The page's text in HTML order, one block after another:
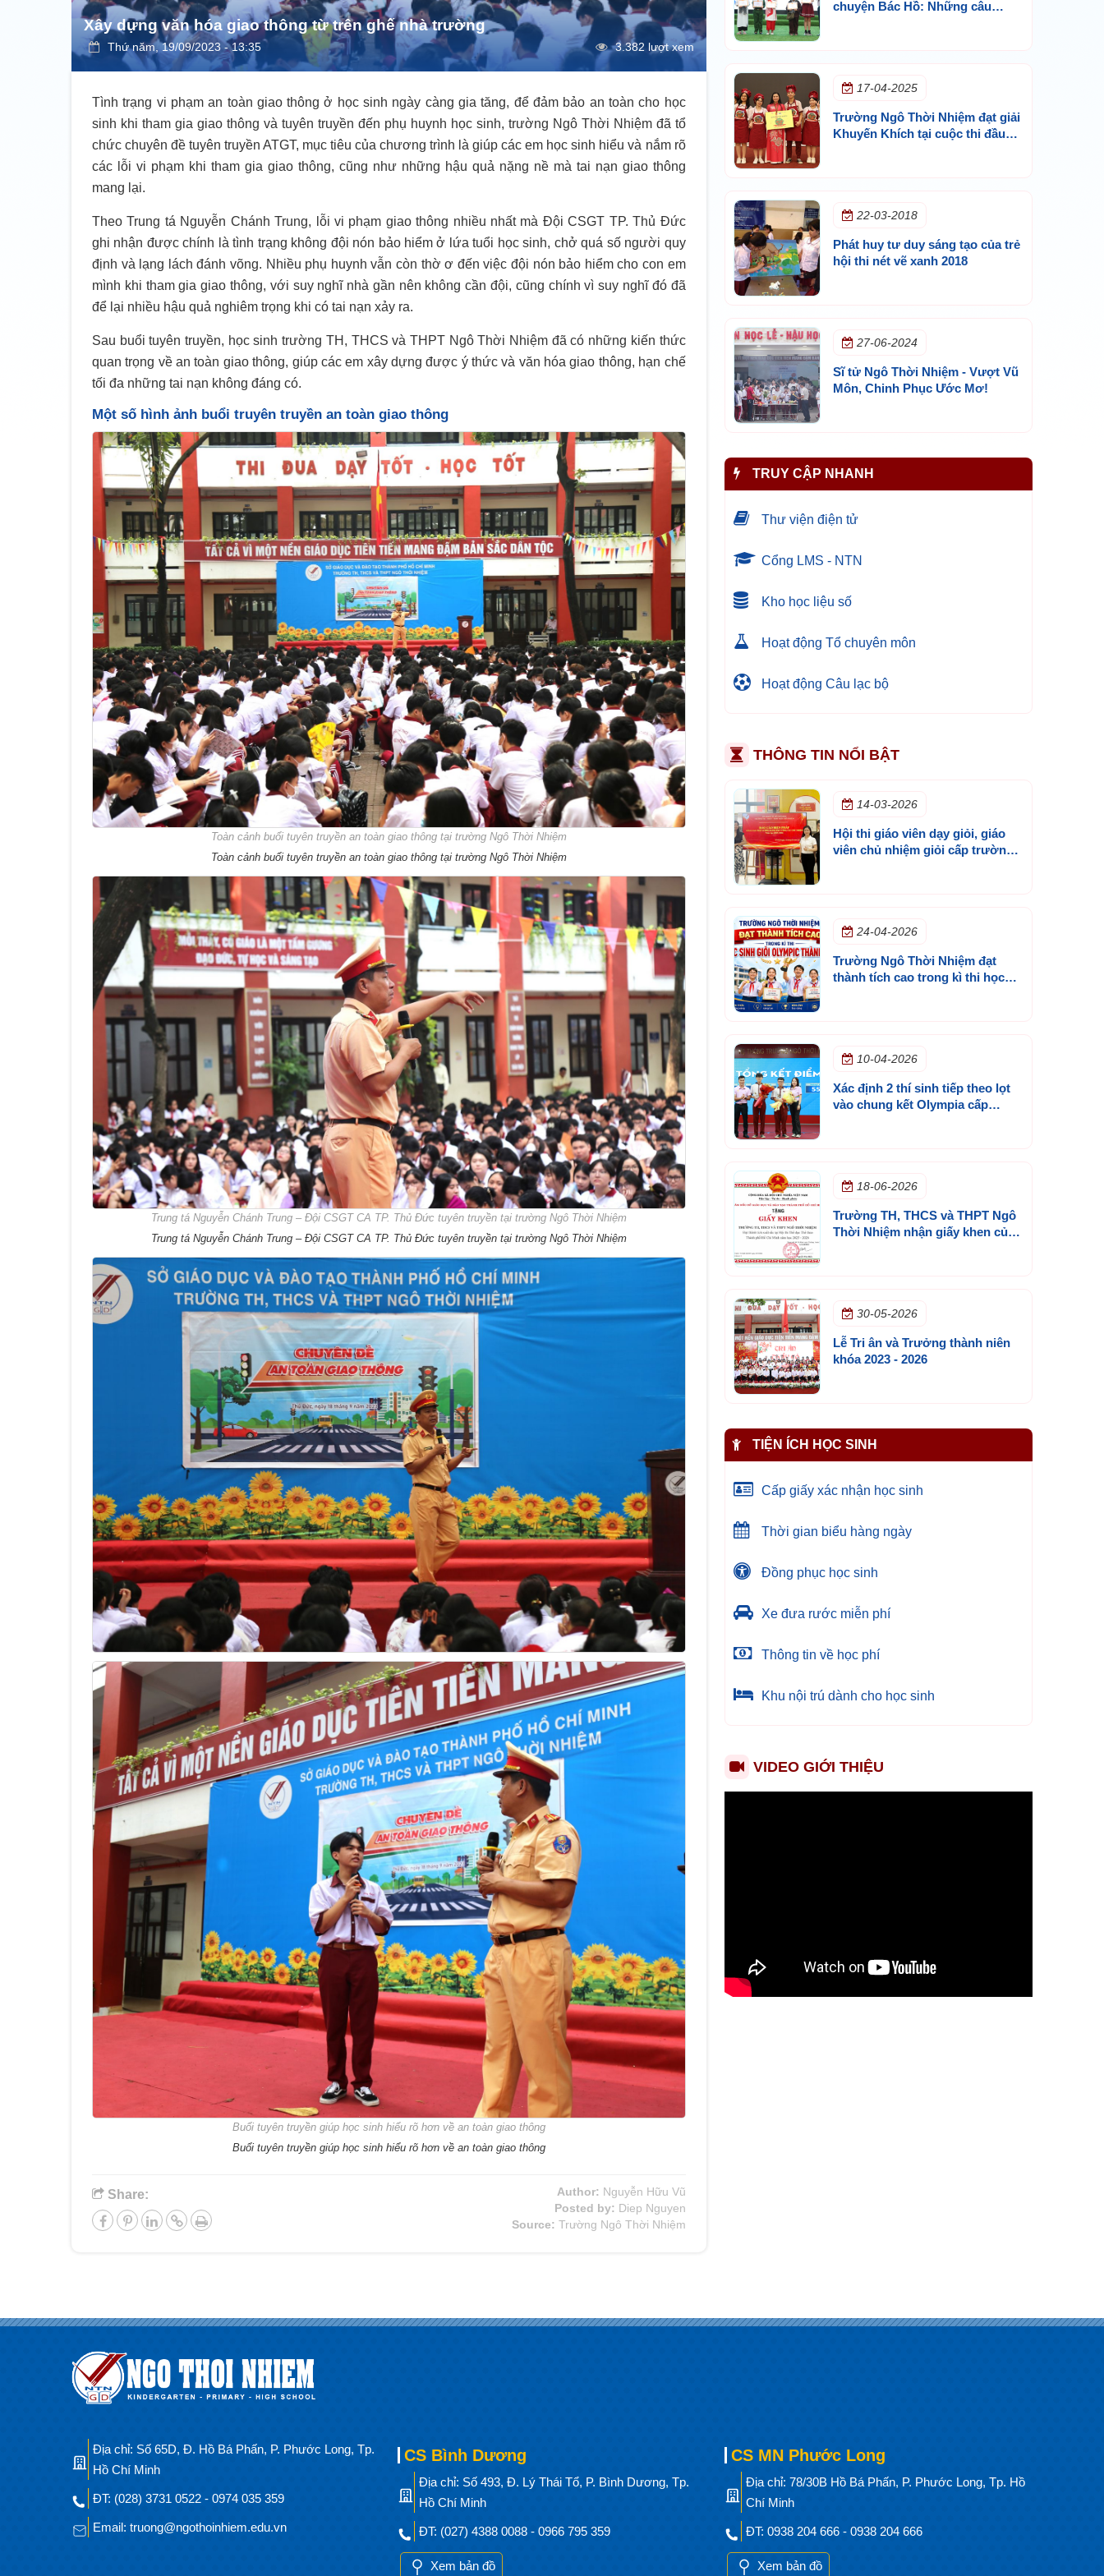
Xây dựng văn hóa giao thông từ trên ghế nhà trường
Thứ năm, 19/09/2023 - 13:35 3.382 lượt xem
Tình trạng vi phạm an toàn giao thông ở học sinh ngày càng gia tăng, để đảm bảo an toàn cho học
sinh khi tham gia giao thông và tuyên truyền đến phụ huynh học sinh, trường Ngô Thời Nhiệm đã tổ
chức chuyên đề tuyên truyền ATGT, mục tiêu của chương trình là giúp các em học sinh hiểu và nắm rõ
các lỗi vi phạm khi tham gia giao thông, cũng như những hậu quả nặng nề mà tai nạn giao thông
mang lại.
Theo Trung tá Nguyễn Chánh Trung, lỗi vi phạm giao thông nhiều nhất mà Đội CSGT TP. Thủ Đức
ghi nhận được chính là tình trạng không đội nón bảo hiểm ở lứa tuổi học sinh, chở quá số người quy
định và lạng lách đánh võng. Nhiều phụ huynh vẫn còn thờ ơ đến việc đội nón bảo hiểm cho con em
mình khi tham gia giao thông, với suy nghĩ nhà gần nên không cần đội, cũng chính vì suy nghĩ đó đã
để lại nhiều hậu quả nghiêm trọng khi có tai nạn xảy ra.
Sau buổi tuyên truyền, học sinh trường TH, THCS và THPT Ngô Thời Nhiệm đã có những kiến thức
quan trọng về an toàn giao thông, giúp các em xây dựng được ý thức và văn hóa giao thông, hạn chế
tối đa những tai nạn không đáng có.
Một số hình ảnh buổi truyên truyền an toàn giao thông
Toàn cảnh buổi tuyên truyền an toàn giao thông tại trường Ngô Thời Nhiệm
Toàn cảnh buổi tuyên truyền an toàn giao thông tại trường Ngô Thời Nhiệm
Trung tá Nguyễn Chánh Trung – Đội CSGT CA TP. Thủ Đức tuyên truyền tại trường Ngô Thời Nhiệm
Trung tá Nguyễn Chánh Trung – Đội CSGT CA TP. Thủ Đức tuyên truyền tại trường Ngô Thời Nhiệm
Buổi tuyên truyền giúp học sinh hiểu rõ hơn về an toàn giao thông
Buổi tuyên truyền giúp học sinh hiểu rõ hơn về an toàn giao thông
Share: Author: Nguyễn Hữu Vũ
Posted by: Diep Nguyen
Source: Trường Ngô Thời Nhiệm
chuyện Bác Hồ: Những câu
17-04-2025
Trường Ngô Thời Nhiệm đạt giải
Khuyến Khích tại cuộc thi đầu
22-03-2018
Phát huy tư duy sáng tạo của trẻ
hội thi nét vẽ xanh 2018
27-06-2024
Sĩ tử Ngô Thời Nhiệm - Vượt Vũ
Môn, Chinh Phục Ước Mơ!
TRUY CẬP NHANH
Thư viện điện tử
Cổng LMS - NTN
Kho học liệu số
Hoạt động Tổ chuyên môn
Hoạt động Câu lạc bộ
THÔNG TIN NỔI BẬT
14-03-2026
Hội thi giáo viên dạy giỏi, giáo
viên chủ nhiệm giỏi cấp trường
24-04-2026
Trường Ngô Thời Nhiệm đạt
thành tích cao trong kì thi học
10-04-2026
Xác định 2 thí sinh tiếp theo lọt
vào chung kết Olympia cấp
18-06-2026
Trường TH, THCS và THPT Ngô
Thời Nhiệm nhận giấy khen của
30-05-2026
Lễ Tri ân và Trưởng thành niên
khóa 2023 - 2026
TIỆN ÍCH HỌC SINH
Cấp giấy xác nhận học sinh
Thời gian biểu hàng ngày
Đồng phục học sinh
Xe đưa rước miễn phí
Thông tin về học phí
Khu nội trú dành cho học sinh
VIDEO GIỚI THIỆU
Địa chỉ: Số 65D, Đ. Hồ Bá Phấn, P. Phước Long, Tp.
Hồ Chí Minh
ĐT: (028) 3731 0522 - 0974 035 359
Email: truong@ngothoinhiem.edu.vn
CS Bình Dương
Địa chỉ: Số 493, Đ. Lý Thái Tổ, P. Bình Dương, Tp.
Hồ Chí Minh
ĐT: (027) 4388 0088 - 0966 795 359
Xem bản đồ
CS MN Phước Long
Địa chỉ: 78/30B Hồ Bá Phấn, P. Phước Long, Tp. Hồ
Chí Minh
ĐT: 0938 204 666 - 0938 204 666
Xem bản đồ